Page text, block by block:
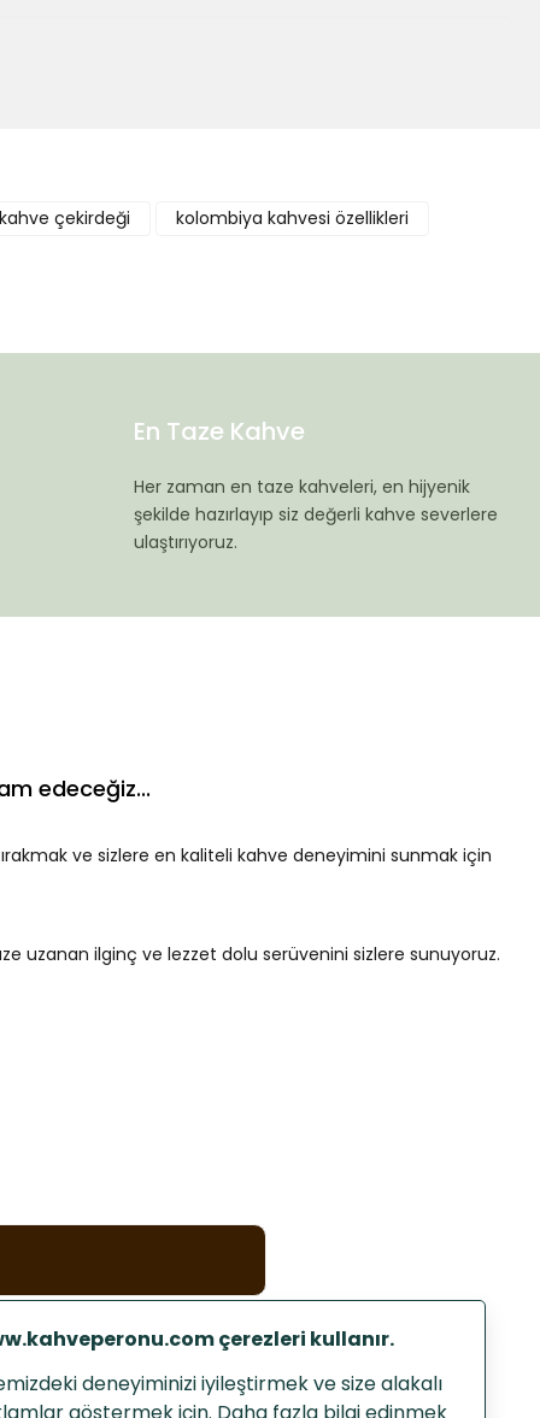
çekirdeği kolombiya kahvesi özellikleri
En Taze Kahve
Her zaman en taze kahveleri, en hijyenik
şekilde hazırlayıp siz değerli kahve severlere
ulaştırıyoruz.
edeceğiz...
ve sizlere en kaliteli kahve deneyimini sunmak için
uzanan ilginç ve lezzet dolu serüvenini sizlere sunuyoruz.
özelleştirin.
olmak için mail listemizeçerezleri kullanır.
deneyiminizi iyileştirmek ve size alakalı